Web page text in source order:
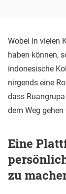
Wobei in vielen
haben können,
indonesische
nirgends eine
dass
dem Weg
Eine
zu